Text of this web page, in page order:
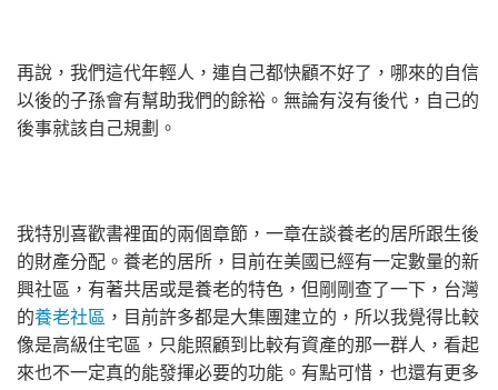
再說，我們這代年輕人，連自己都快顧不好了，哪來的自信
以後的子孫會有幫助我們的餘裕。無論有沒有後代，自己的
後事就該自己規劃。
我特別喜歡書裡面的兩個章節，一章在談養老的居所跟生後
的財產分配。養老的居所，目前在美國已經有一定數量的新
興社區，有著共居或是養老的特色，但剛剛查了一下，台灣
的養老社區 ，目前許多都是大集團建立的，所以我覺得比較
像是高級住宅區，只能照顧到比較有資產的那一群人，看起
來也不一定真的能發揮必要的功能。有點可惜，也還有更多